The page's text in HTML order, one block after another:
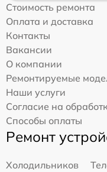
Стоимость ремонта
Оплата и доставка
Контакты
Вакансии
О компании
Ремонтируемые
Наши услуги
Согласие на
Способы оплаты
Ремонт
Холодильников